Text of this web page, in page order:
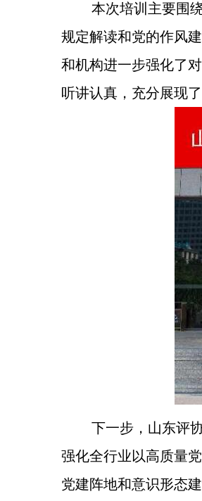
本次培训主要围
规定解读和党的作风
和机构进一步强化了
听讲认真，充分展现
下一步，山东评
强化全行业以高质量
党建阵地和意识形态